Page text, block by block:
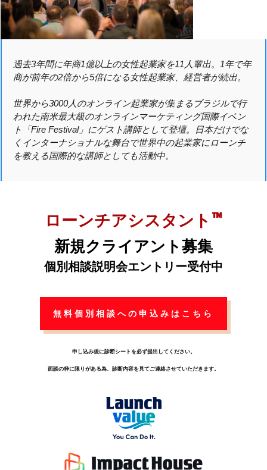
過去3年間に年商1億以上の女性起業家を11人輩出。1年で年
商が前年の2倍から5倍になる女性起業家、経営者が続出。
世界から3000人のオンライン起業家が集まるブラジルで行
われた南米最大級のオンラインマーケティング国際イベン
ト「Fire Festival」にゲスト講師として登壇。日本だけでな
くインターナショナルな舞台で世界中の起業家にローンチ
を教える国際的な講師としても活動中。
ローンチアシスタント ™
新規クライアント募集
個別相談説明会エントリー受付中
無料個別相談への申込みはこちら
申し込み後に診断シートを必ず提出してください。
面談の枠に限りがある為、診断内容を見てご連絡させていただきます。